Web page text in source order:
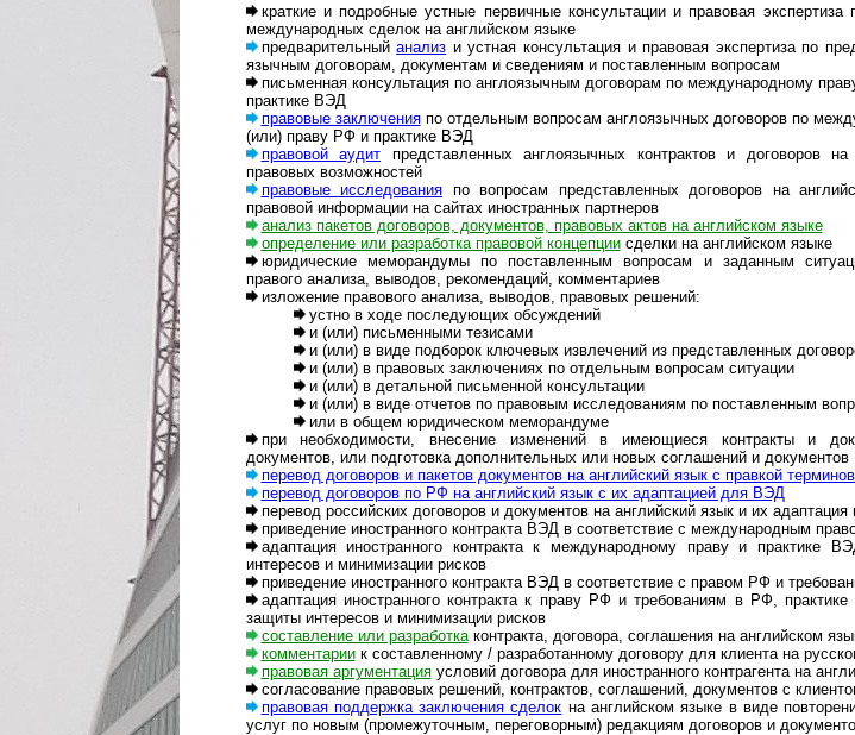
краткие и подробные устные первичные консультации и правовая
меж­ду­на­род­ных сделок на английском языке
предварительныйанализ и устная консультация и правовая экспертиза по
языч­ным договорам, документам и сведениям и поставленным вопросам
письменная консультация по англоязычным договорам по международному
практике ВЭД
правовые заключенияпо отдельным вопросам англоязычных договоров по
(или) праву РФ и практике ВЭД
правовой аудит представленных англоязычных контрактов и договоров
правовых возможностей
правовые исследования по вопросам представленных договоров на
правовой информации на сайтах иностранных партнеров
анализ пакетов договоров, документов, правовых актов на английском языке
определение или разработка правовой концепциисделки на английском языке
юридические меморандумы по поставленным вопросам и заданным
правого анализа, выводов, рекомендаций, комментариев
изложение правового анализа, выводов, правовых решений:
устно в ходе последующих обсуждений
и (или) письменными тезисами
и (или) в виде подборок ключевых извлечений из представленных
и (или) в правовых заключениях по отдельным вопросам ситуации
и (или) в детальной письменной консультации
и (или) в виде отчетов по правовым исследованиям по поставленным
или в общем юридическом меморандуме
при необходимости, внесение изменений в имеющиеся контракты и
документов, или подготовка дополнительных или новых соглашений и документов
перевод договоров и пакетов документов на английский язык с правкой
перевод договоров по РФ на английский язык с их адаптацией для ВЭД
перевод российских договоров и документов на английский язык и их
приведение иностранного контракта ВЭД в соответствие с международным
адаптация иностранного контракта к международному праву и практике
интересов и минимизации рисков
приведение иностранного контракта ВЭД в соответствие с правом РФ и
адаптация иностранного контракта к праву РФ и требованиям в РФ,
защиты интересов и минимизации рисков
составление или разработкаконтракта, договора, соглашения на английском
комментариик составленному / разработанному договору для клиента на
правовая аргументацияусловий договора для иностранного контрагента на
согласование правовых решений, контрактов, соглашений, документов с
правовая поддержка заключения сделок на английском языке в виде
услуг по новым (про­ме­жу­точ­ным, переговорным) редакциям договоров и